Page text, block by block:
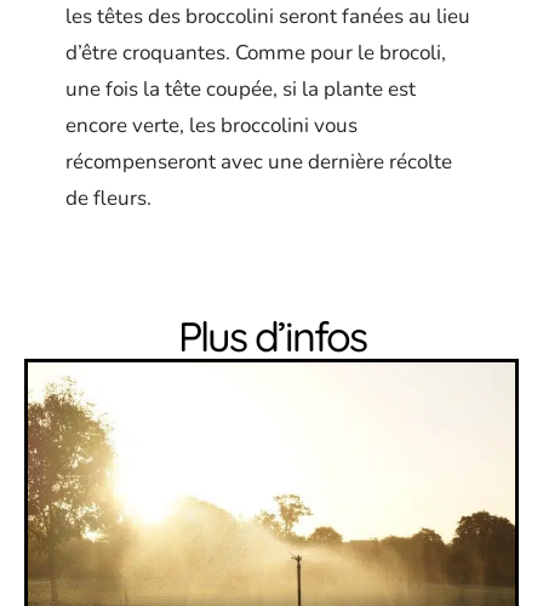
les têtes des broccolini seront fanées au lieu
d’être croquantes. Comme pour le brocoli,
une fois la tête coupée, si la plante est
encore verte, les broccolini vous
récompenseront avec une dernière récolte
de fleurs.
Plus d’infos